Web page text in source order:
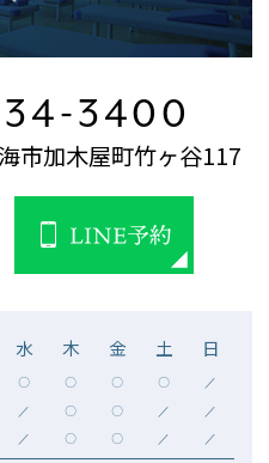
3400
市加木屋町竹ヶ谷117
水 木 金 土 日
〇 〇 〇 〇 ／
／ 〇 〇 ／ ／
／ 〇 〇 ／ ／